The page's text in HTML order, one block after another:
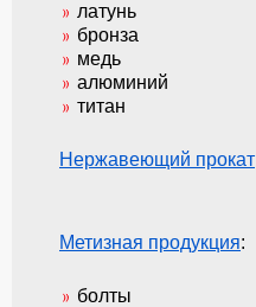
латунь
бронза
медь
алюминий
титан
Нержавеющий прокат
Метизная продукция:
болты